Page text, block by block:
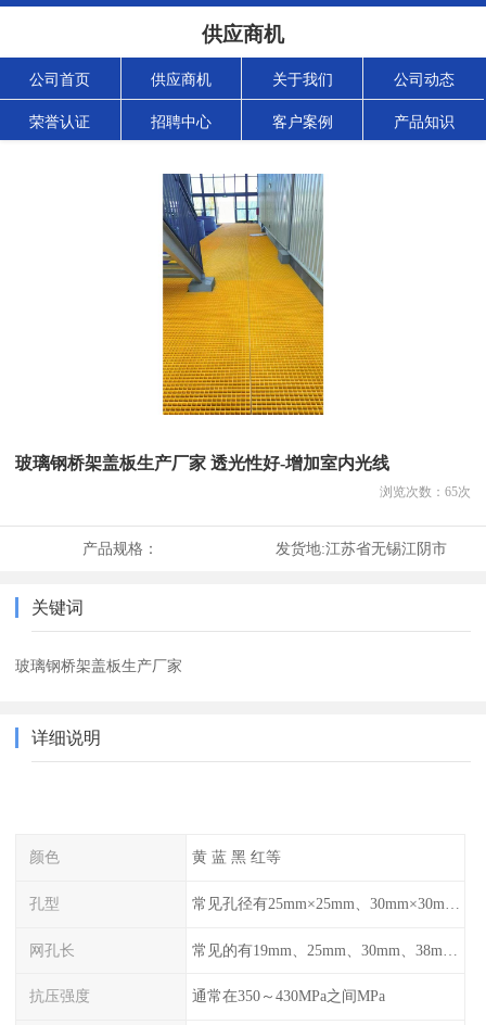
供应商机
公司首页 供应商机 关于我们 公司动态
荣誉认证 招聘中心 客户案例 产品知识
玻璃钢桥架盖板生产厂家 透光性好-增加室内光线
浏览次数： 65次
产品规格： 发货地:江苏省无锡江阴市
关键词
玻璃钢桥架盖板生产厂家
详细说明
颜色 黄 蓝 黑 红等
孔型
网孔长
抗压强度 通常在350～430MPa之间MPa